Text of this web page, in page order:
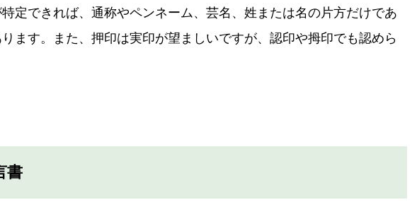
定できれば、通称やペンネーム、芸名、姓または名の片方だけであ
ます。また、押印は実印が望ましいですが、認印や拇印でも認めら
書